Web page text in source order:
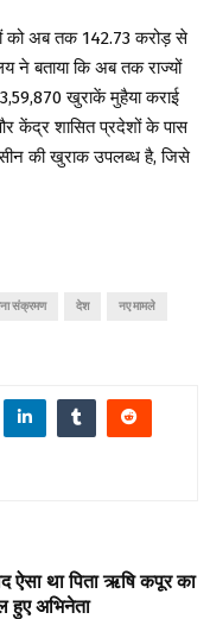
को अब तक 142.73 करोड़ से
ने बताया कि अब तक राज्यों
खुराकें मुहैया कराई
केंद्र शासित प्रदेशों के पास
की खुराक उपलब्ध है, जिसे
संक्रमण देश नए मामले
ऐसा था पिता ऋषि कपूर का
हुए अभिनेता